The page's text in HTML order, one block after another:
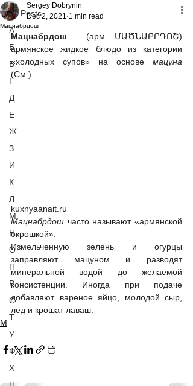
All Posts
А
Б
В
Г
Д
Е
Ж
З
И
К
Л
М
Н
О
П
Р
С
Т
У
Ф
Х
Мацнабрдош
Sergey Dobrynin
Dec 2, 2021 1 min read
Мацнабрдош – (арм. ՄԱԾՆԱԲՐԴՈՇ)
армянское жидкое блюдо из категории
«холодных супов» на основе мацуна
(См.).
kuxnyaanait.ru
Мацнабрдош часто называют «армянской
окрошкой».
Измельченную зелень и огурцы
заправляют мацуном и разводят
минеральной водой до желаемой
консистенции. Иногда при подаче
добавляют вареное яйцо, молодой сыр,
лед и крошат лаваш.
М